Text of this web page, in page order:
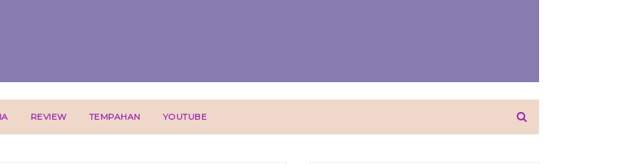
REVIEW TEMPAHAN YOUTUBE